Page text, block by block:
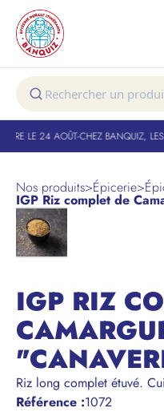
LE 24 AOÛT-CHEZ BANQUIZ, LES
Nos produits>Épicerie>
IGP Riz complet de
IGP RIZ
Riz long complet étuvé.
Référence :1072